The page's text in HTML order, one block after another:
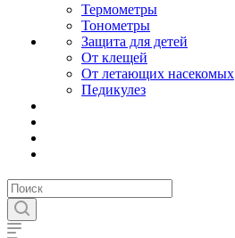
Термометры
Тонометры
Защита для детей
От клещей
От летающих насекомых
Педикулез